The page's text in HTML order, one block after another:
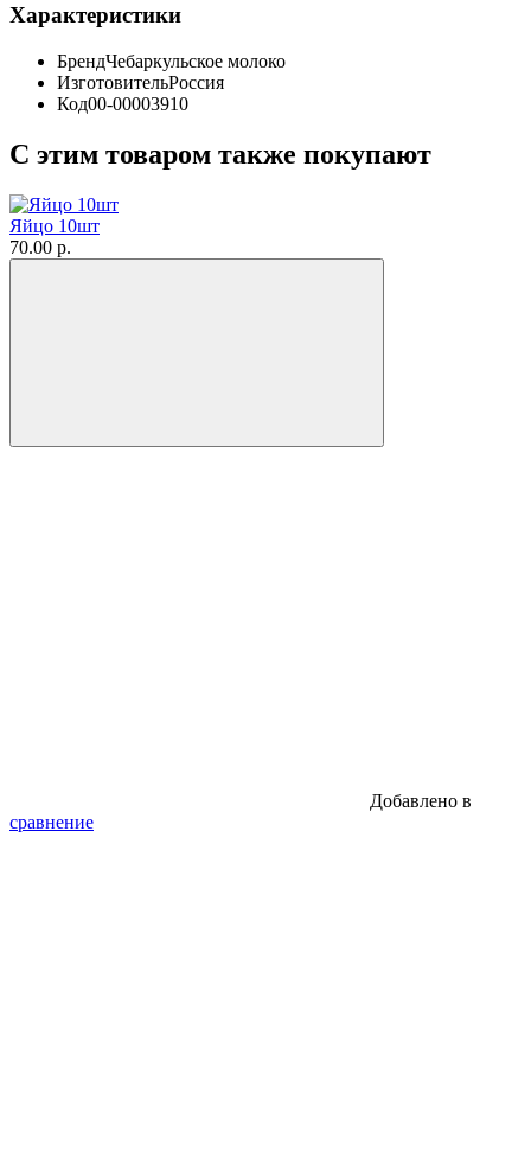
Характеристики
БрендЧебаркульское молоко
ИзготовительРоссия
Код00-00003910
С этим товаром также покупают
Яйцо 10шт
70.00 р.
Добавлено в
сравнение